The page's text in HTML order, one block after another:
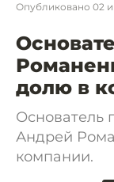
Опубликовано 02
долю в
Основатель
Андрей
компании.